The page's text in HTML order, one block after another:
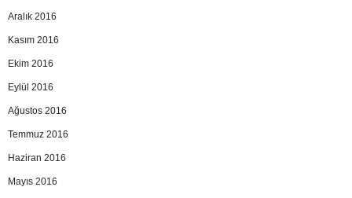
Aralık 2016
Kasım 2016
Ekim 2016
Eylül 2016
Ağustos 2016
Temmuz 2016
Haziran 2016
Mayıs 2016